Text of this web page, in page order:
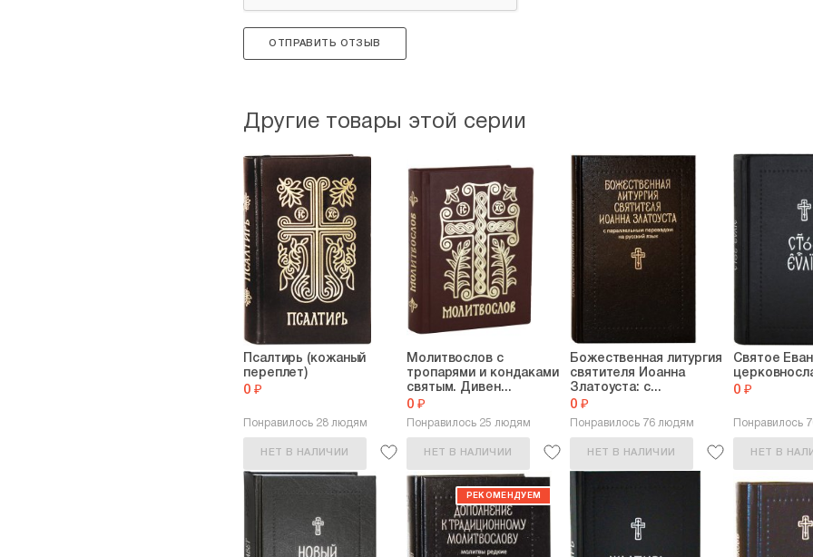
ОТПРАВИТЬ ОТЗЫВ
Другие товары этой серии
Псалтирь (кожаный
переплет)
0 ₽
Понравилось 28 людям
НЕТ В НАЛИЧИИ
Молитвослов с
тропарями и кондаками
святым. Дивен...
0 ₽
Понравилось 25 людям
НЕТ В НАЛИЧИИ
Божественная литургия
святителя Иоанна
Златоуста: с...
0 ₽
Понравилось 76 людям
НЕТ В НАЛИЧИИ
Святое
0 ₽
Понравилось
НЕТ В